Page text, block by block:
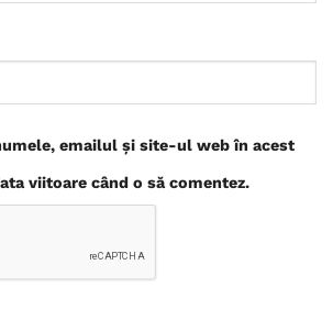
emailul și site-ul web în acest
viitoare când o să comentez.